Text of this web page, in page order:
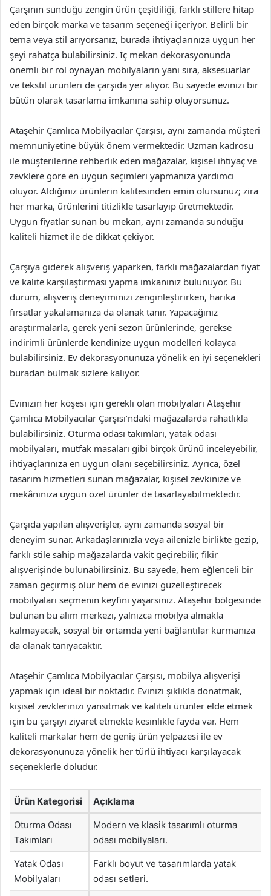
Çarşının sunduğu zengin ürün çeşitliliği, farklı stillere hitap
eden birçok marka ve tasarım seçeneği içeriyor. Belirli bir
tema veya stil arıyorsanız, burada ihtiyaçlarınıza uygun her
şeyi rahatça bulabilirsiniz. İç mekan dekorasyonunda
önemli bir rol oynayan mobilyaların yanı sıra, aksesuarlar
ve tekstil ürünleri de çarşıda yer alıyor. Bu sayede evinizi bir
bütün olarak tasarlama imkanına sahip oluyorsunuz.
Ataşehir Çamlıca Mobilyacılar Çarşısı, aynı zamanda müşteri
memnuniyetine büyük önem vermektedir. Uzman kadrosu
ile müşterilerine rehberlik eden mağazalar, kişisel ihtiyaç ve
zevklere göre en uygun seçimleri yapmanıza yardımcı
oluyor. Aldığınız ürünlerin kalitesinden emin olursunuz; zira
her marka, ürünlerini titizlikle tasarlayıp üretmektedir.
Uygun fiyatlar sunan bu mekan, aynı zamanda sunduğu
kaliteli hizmet ile de dikkat çekiyor.
Çarşıya giderek alışveriş yaparken, farklı mağazalardan fiyat
ve kalite karşılaştırması yapma imkanınız bulunuyor. Bu
durum, alışveriş deneyiminizi zenginleştirirken, harika
fırsatlar yakalamanıza da olanak tanır. Yapacağınız
araştırmalarla, gerek yeni sezon ürünlerinde, gerekse
indirimli ürünlerde kendinize uygun modelleri kolayca
bulabilirsiniz. Ev dekorasyonunuza yönelik en iyi seçenekleri
buradan bulmak sizlere kalıyor.
Evinizin her köşesi için gerekli olan mobilyaları Ataşehir
Çamlıca Mobilyacılar Çarşısı’ndaki mağazalarda rahatlıkla
bulabilirsiniz. Oturma odası takımları, yatak odası
mobilyaları, mutfak masaları gibi birçok ürünü inceleyebilir,
ihtiyaçlarınıza en uygun olanı seçebilirsiniz. Ayrıca, özel
tasarım hizmetleri sunan mağazalar, kişisel zevkinize ve
mekânınıza uygun özel ürünler de tasarlayabilmektedir.
Çarşıda yapılan alışverişler, aynı zamanda sosyal bir
deneyim sunar. Arkadaşlarınızla veya ailenizle birlikte gezip,
farklı stile sahip mağazalarda vakit geçirebilir, fikir
alışverişinde bulunabilirsiniz. Bu sayede, hem eğlenceli bir
zaman geçirmiş olur hem de evinizi güzelleştirecek
mobilyaları seçmenin keyfini yaşarsınız. Ataşehir bölgesinde
bulunan bu alım merkezi, yalnızca mobilya almakla
kalmayacak, sosyal bir ortamda yeni bağlantılar kurmanıza
da olanak tanıyacaktır.
Ataşehir Çamlıca Mobilyacılar Çarşısı, mobilya alışverişi
yapmak için ideal bir noktadır. Evinizi şıklıkla donatmak,
kişisel zevklerinizi yansıtmak ve kaliteli ürünler elde etmek
için bu çarşıyı ziyaret etmekte kesinlikle fayda var. Hem
kaliteli markalar hem de geniş ürün yelpazesi ile ev
dekorasyonunuza yönelik her türlü ihtiyacı karşılayacak
seçeneklerle doludur.
Ürün Kategorisi Açıklama
Oturma Odası
Takımları
Modern ve klasik tasarımlı oturma
odası mobilyaları.
Yatak Odası
Mobilyaları
Farklı boyut ve tasarımlarda yatak
odası setleri.